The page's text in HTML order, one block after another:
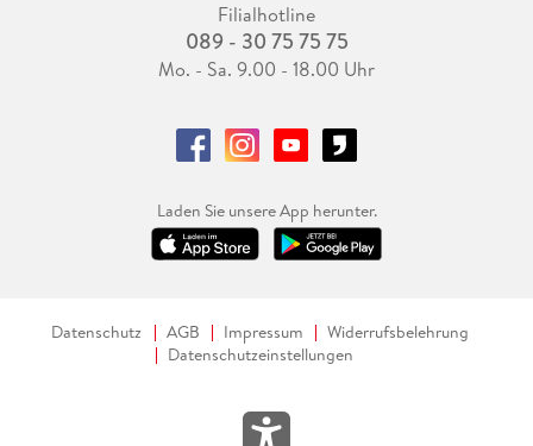
Filialhotline
089 - 30 75 75 75
Mo. - Sa. 9.00 - 18.00 Uhr
Laden Sie unsere App herunter.
Datenschutz AGB Impressum
Widerrufsbelehrung
Datenschutzeinstellungen